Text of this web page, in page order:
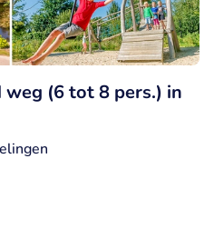
(6 tot 8 pers.) in